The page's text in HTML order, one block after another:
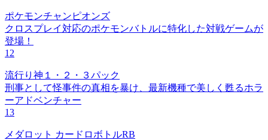
ポケモンチャンピオンズ
クロスプレイ対応のポケモンバトルに特化した対戦ゲームが
登場！
12
流行り神１・２・３パック
刑事として怪事件の真相を暴け、最新機種で美しく甦るホラ
ーアドベンチャー
13
メダロット カードロボトルRB